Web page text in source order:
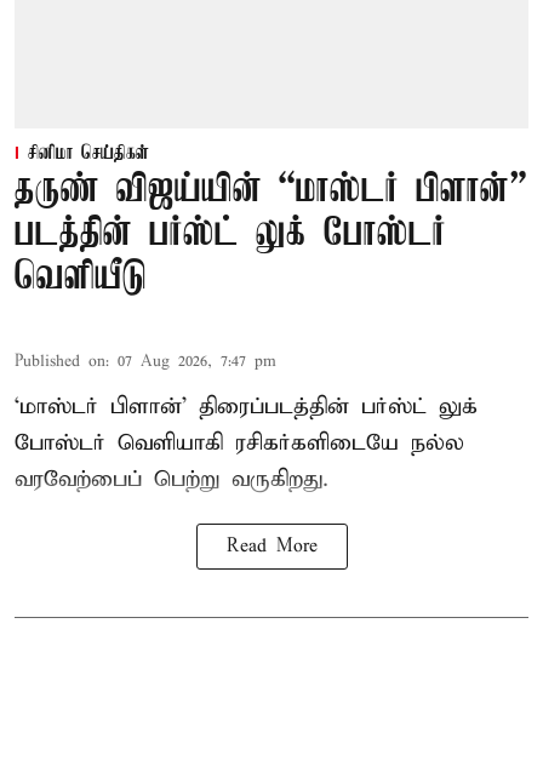
சினிமா செய்திகள்
தருண் விஜய்யின் “மாஸ்டர் பிளான்”
படத்தின் பர்ஸ்ட் லுக் போஸ்டர்
வெளியீடு
Published on: 07 Aug 2026, 7:47 pm
‘மாஸ்டர் பிளான்’ திரைப்படத்தின் பர்ஸ்ட் லுக்
போஸ்டர் வெளியாகி ரசிகர்களிடையே நல்ல
வரவேற்பைப் பெற்று வருகிறது.
Read More